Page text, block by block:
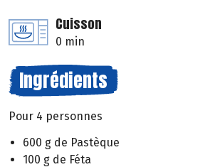
Cuisson
0 min
Ingrédients
Pour 4 personnes
600 g de Pastèque
100 g de Féta